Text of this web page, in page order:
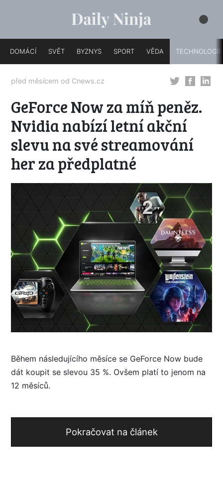
DOMÁCÍ SVĚT BYZNYS SPORT VĚDA TECHNOLOGIE
před měsícem od Cnews.cz
GeForce Now za míň peněz.
Nvidia nabízí letní akční
slevu na své streamování
her za předplatné
Během následujícího měsíce se GeForce Now bude
dát koupit se slevou 35 %. Ovšem platí to jenom na
12 měsíců.
Pokračovat na článek